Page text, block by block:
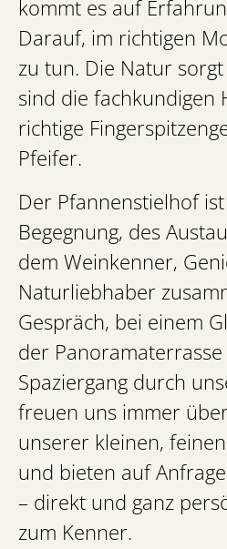
kommt es auf
Darauf, im richtigen
zu tun. Die Natur
sind die fachkundigen
richtige
Pfeifer.
Der Pfannenstielhof
Begegnung, des
dem Weinkenner,
Naturliebhaber
Gespräch, bei einem
der
Spaziergang durch
freuen uns immer
unserer kleinen,
und bieten auf
– direkt und ganz
zum Kenner.